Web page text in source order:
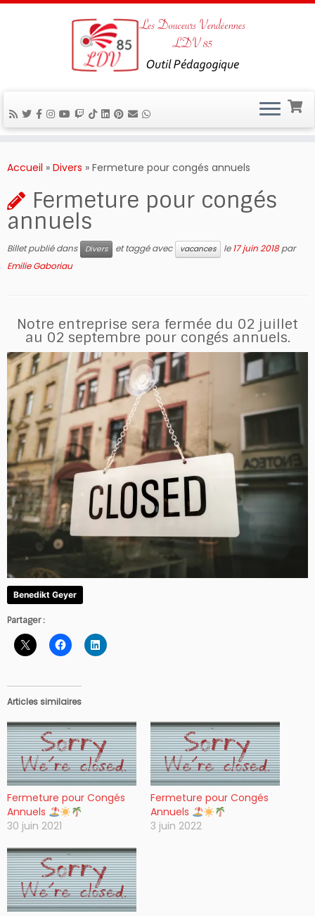
auAccueil » Divers » Fermeture pour congés annuels
Fermeture pour congés
annuels
Billet publié dans Divers et taggé avec vacances le17 juin 2018 par
Emilie Gaboriau
Notre entreprise sera fermée du 02 juillet
au 02 septembre pour congés annuels.
Benedikt Geyer
Partager :
Articles similaires
Fermeture pour Congés
Annuels
30 juin 2021
Fermeture pour Congés
Annuels
3 juin 2022